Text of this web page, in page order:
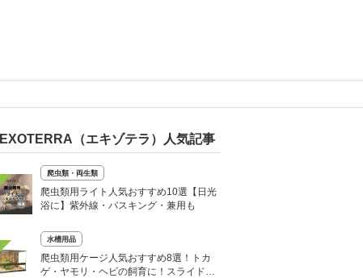
EXOTERRA（エキゾテラ）人気記事
爬虫類・両生類
爬虫類用ライト人気おすすめ10選【日光
浴に】紫外線・バスキング・兼用も
水槽用品
爬虫類用ケージ人気おすすめ8選！トカ
ゲ・ヤモリ・ヘビの飼育に！スライド式